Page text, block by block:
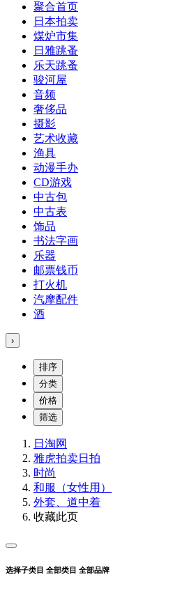
聚合首页
日本拍卖
煤炉市集
日雅跳蚤
乐天跳蚤
骏河屋
音频
奢侈品
摄影
艺术收藏
渔具
动漫手办
CD游戏
中古包
中古表
饰品
书法字画
乐器
邮票钱币
打火机
汽摩配件
酒
›
排序
分类
价格
筛选
日淘网
雅虎拍卖日拍
时尚
和服（女性用）
外套、道中着
收藏此页
选择子类目 全部类目 全部品牌